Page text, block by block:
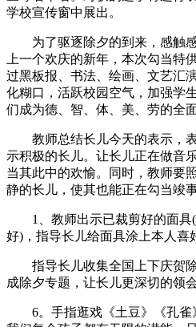
学校宣传窗中展出。
为了驱逐除夕的到来，感触感
上一个欢庆的新年，本次勾当特
过黑板报、书法、绘画、文艺汇
化糊口，活跃校园空气，加强学
们成为德、智、体、美、劳的全
教师总结长儿今天的表示，表
示积极的长儿。让长儿正在做音
当其此中的欢愉。同时，教师要
静的长儿，使其也能正在勾当竣
1、教师出示已裁剪好的面具(
好)，指导长儿给面具涂上本人喜
指导长儿收集全国上下庆贺除
成除夕专题，让长儿更深切的领
6。手指逛戏《土豆》《孔雀